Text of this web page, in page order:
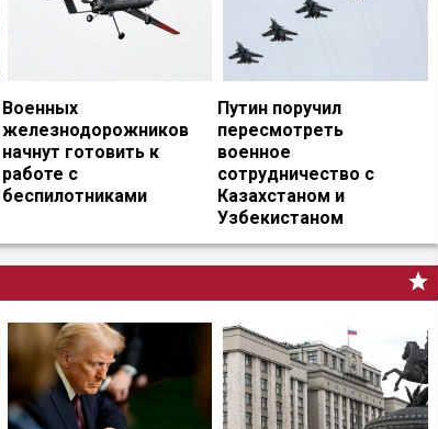
Военных
железнодорожников
начнут готовить к
работе с
беспилотниками
Путин поручил
пересмотреть
военное
сотрудничество с
Казахстаном и
Узбекистаном